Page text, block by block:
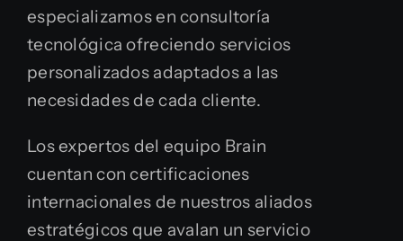
especializamos en consultoría
tecnológica ofreciendo servicios
personalizados adaptados a las
necesidades de cada cliente.
Los expertos del equipo Brain
cuentan con certificaciones
internacionales de nuestros aliados
estratégicos que avalan un servicio